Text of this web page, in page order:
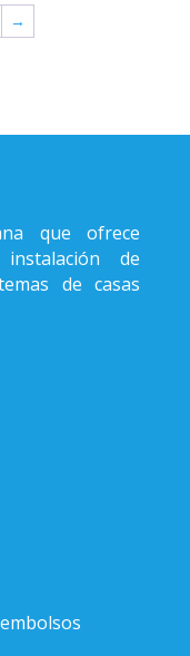
→
que ofrece
de
de casas